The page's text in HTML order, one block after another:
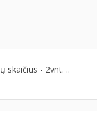
skaičius - 2vnt. ..